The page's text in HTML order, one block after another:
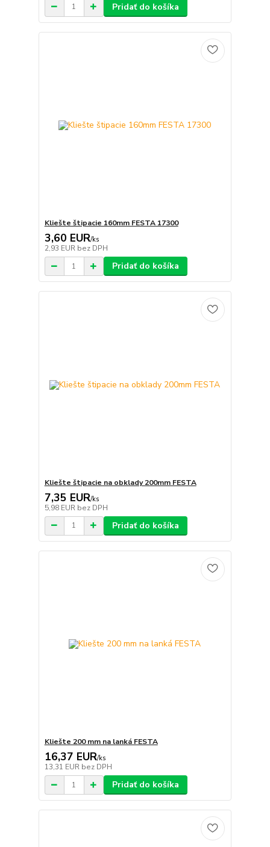
Pridať do košíka
Kliešte štipacie 160mm FESTA 17300
3,60 EUR/ks
2,93 EUR bez DPH
Pridať do košíka
Kliešte štipacie na obklady 200mm FESTA
7,35 EUR/ks
5,98 EUR bez DPH
Pridať do košíka
Kliešte 200 mm na lanká FESTA
16,37 EUR/ks
13,31 EUR bez DPH
Pridať do košíka